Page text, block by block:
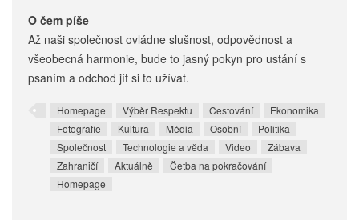
O čem píše
Až naši společnost ovládne slušnost, odpovědnost a
všeobecná harmonie, bude to jasný pokyn pro ustání s
psaním a odchod jít si to užívat.
Homepage Výběr Respektu Cestování
Ekonomika
Fotografie
Kultura Média Osobní
Politika
Společnost
Technologie a věda Video
Zábava
Zahraničí
Aktuálně
Četba na pokračování
Homepage